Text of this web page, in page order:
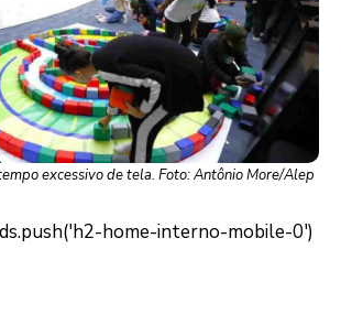
excessivo de tela. Foto: Antônio More/Alep